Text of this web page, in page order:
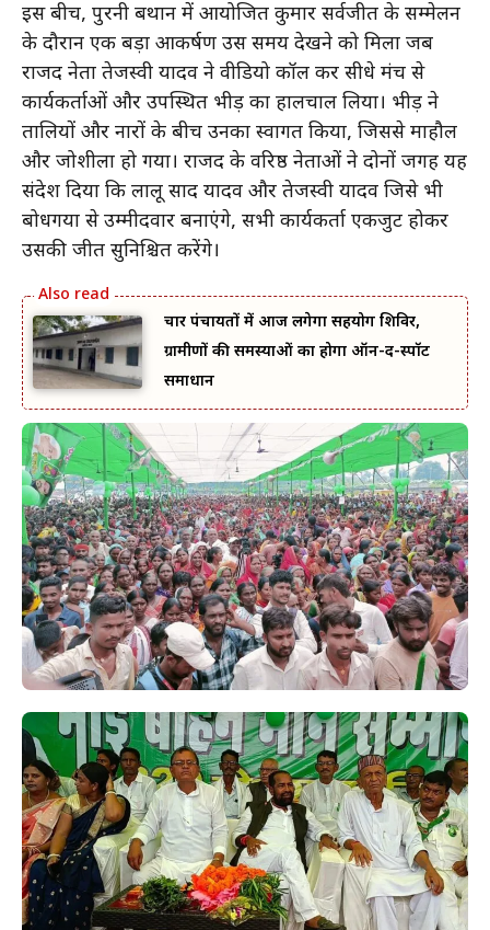
इस बीच, पुरनी बथान में आयोजित कुमार सर्वजीत के सम्मेलन
के दौरान एक बड़ा आकर्षण उस समय देखने को मिला जब
राजद नेता तेजस्वी यादव ने वीडियो कॉल कर सीधे मंच से
कार्यकर्ताओं और उपस्थित भीड़ का हालचाल लिया। भीड़ ने
तालियों और नारों के बीच उनका स्वागत किया, जिससे माहौल
और जोशीला हो गया। राजद के वरिष्ठ नेताओं ने दोनों जगह यह
संदेश दिया कि लालू प्रसाद यादव और तेजस्वी यादव जिसे भी
बोधगया से उम्मीदवार बनाएंगे, सभी कार्यकर्ता एकजुट होकर
उसकी जीत सुनिश्चित करेंगे।
चार पंचायतों में आज लगेगा सहयोग शिविर,
ग्रामीणों की समस्याओं का होगा ऑन-द-स्पॉट
समाधान